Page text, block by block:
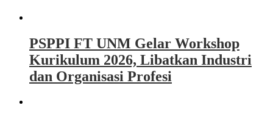
PSPPI FT UNM Gelar Workshop
Kurikulum 2026, Libatkan Industri
dan Organisasi Profesi